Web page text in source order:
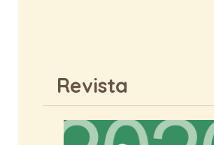
Revista